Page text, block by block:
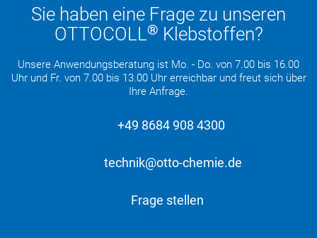
Sie haben eine Frage zu unseren
OTTOCOLL® Klebstoffen?
Unsere Anwendungsberatung ist Mo. - Do. von 7.00 bis 16.00
Uhr und Fr. von 7.00 bis 13.00 Uhr erreichbar und freut sich über
Ihre Anfrage.
+49 8684 908 4300
technik@otto-chemie.de
Frage stellen